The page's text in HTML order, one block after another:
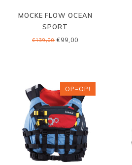
MOCKE FLOW OCEAN
SPORT
€139,00 €99,00
OP=OP!